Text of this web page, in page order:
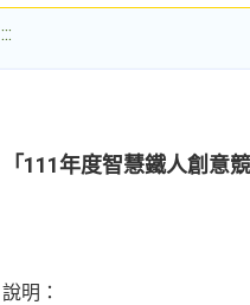
:::
「111年度智慧鐵人創意
說明：